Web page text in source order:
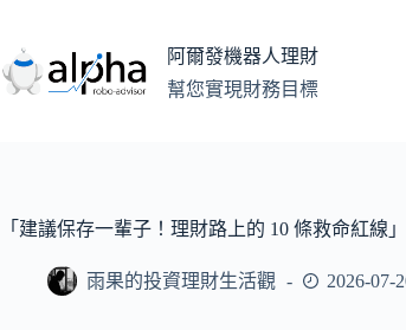
主
要
阿爾發機器人理財
幫您實現財務目標
「建議保存一輩子！理財路上的 10 條救命紅線」
雨果的投資理財生活觀 2026-07-